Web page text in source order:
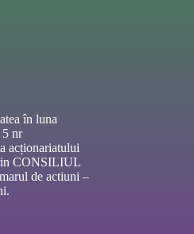
în luna
5 nr
acționariatului
CONSILIUL
de actiuni –